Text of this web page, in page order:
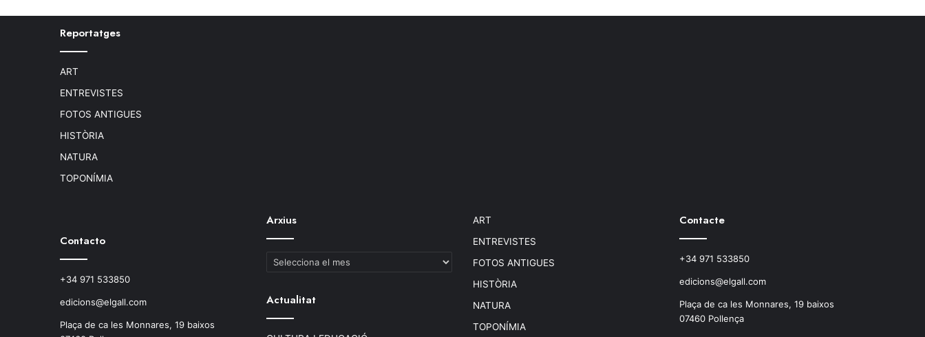
Reportatges
ART
ENTREVISTES
FOTOS ANTIGUES
HISTÒRIA
NATURA
TOPONÍMIA
Contacto
+34 971 533850
edicions@elgall.com
Plaça de ca les Monnares, 19 baixos
Arxius
Arxius
Actualitat
ART
ENTREVISTES
FOTOS ANTIGUES
HISTÒRIA
NATURA
TOPONÍMIA
Contacte
+34 971 533850
edicions@elgall.com
Plaça de ca les Monnares, 19 baixos
07460 Pollença